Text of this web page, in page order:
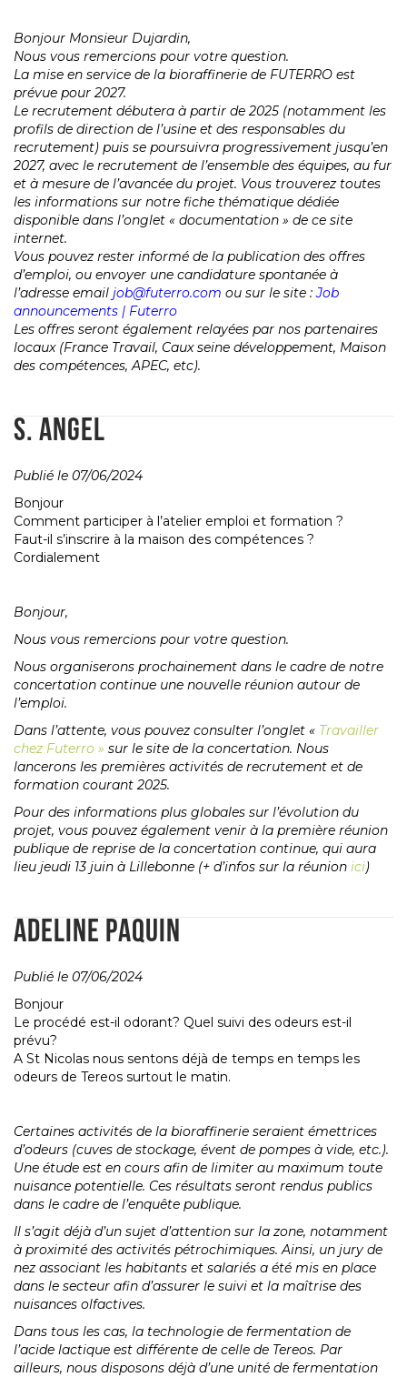
Bonjour Monsieur Dujardin,
Nous vous remercions pour votre question.
La mise en service de la bioraffinerie de FUTERRO est
prévue pour 2027.
Le recrutement débutera à partir de 2025 (notamment les
profils de direction de l’usine et des responsables du
recrutement) puis se poursuivra progressivement jusqu’en
2027, avec le recrutement de l’ensemble des équipes, au fur
et à mesure de l’avancée du projet. Vous trouverez toutes
les informations sur notre fiche thématique dédiée
disponible dans l’onglet « documentation » de ce site
internet.
Vous pouvez rester informé de la publication des offres
d’emploi, ou envoyer une candidature spontanée à
l’adresse email job@futerro.com ou sur le site :Job
announcements | Futerro
Les offres seront également relayées par nos partenaires
locaux (France Travail, Caux seine développement, Maison
des compétences, APEC, etc).
S. ANGEL
Publié le 07/06/2024
Bonjour
Comment participer à l’atelier emploi et formation ?
Faut-il s’inscrire à la maison des compétences ?
Cordialement
Bonjour,
Nous vous remercions pour votre question.
Nous organiserons prochainement dans le cadre de notre
concertation continue une nouvelle réunion autour de
l’emploi.
Dans l’attente, vous pouvez consulter l’onglet « Travailler
chez Futerro » sur le site de la concertation. Nous
lancerons les premières activités de recrutement et de
formation courant 2025.
Pour des informations plus globales sur l’évolution du
projet, vous pouvez également venir à la première réunion
publique de reprise de la concertation continue, qui aura
lieu jeudi 13 juin à Lillebonne (+ d’infos sur la réunion ici)
ADELINE PAQUIN
Publié le 07/06/2024
Bonjour
Le procédé est-il odorant? Quel suivi des odeurs est-il
prévu?
A St Nicolas nous sentons déjà de temps en temps les
odeurs de Tereos surtout le matin.
Certaines activités de la bioraffinerie seraient émettrices
d’odeurs (cuves de stockage, évent de pompes à vide, etc.).
Une étude est en cours afin de limiter au maximum toute
nuisance potentielle. Ces résultats seront rendus publics
dans le cadre de l’enquête publique.
Il s’agit déjà d’un sujet d’attention sur la zone, notamment
à proximité des activités pétrochimiques. Ainsi, un jury de
nez associant les habitants et salariés a été mis en place
dans le secteur afin d’assurer le suivi et la maîtrise des
nuisances olfactives.
Dans tous les cas, la technologie de fermentation de
l’acide lactique est différente de celle de Tereos. Par
ailleurs, nous disposons déjà d’une unité de fermentation